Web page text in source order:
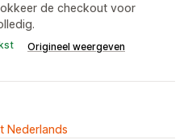
de checkout voor
Origineel weergeven
Nederlands